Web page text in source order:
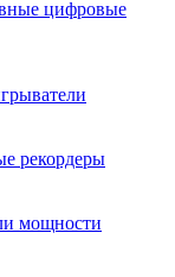
цифровые
рекордеры
мощности